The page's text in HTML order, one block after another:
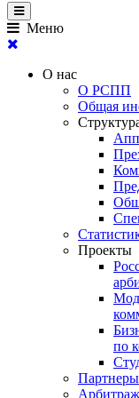
Меню
О нас
О РСПП
Общая
Проекты
по
Партнеры